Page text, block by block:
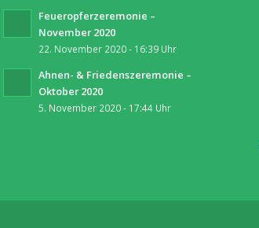
Feueropferzeremonie –
November 2020
22. November 2020 - 16:39 Uhr
Ahnen- & Friedenszeremonie –
Oktober 2020
5. November 2020 - 17:44 Uhr